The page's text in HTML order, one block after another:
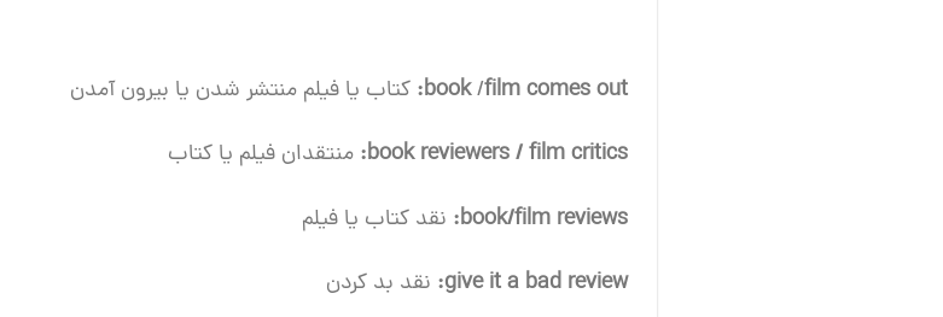
book/filmcomes out:
کتاب یا فیلم منتشر شدن یا بیرون آمدن
book reviewers / film critics: منتقدان فیلم یا کتاب
book/film reviews: نقد کتاب یا فیلم
give it a bad review: نقد بد کردن